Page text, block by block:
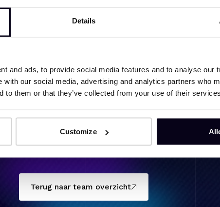
Details
and ads, to provide social media features and to analyse our
with our social media, advertising and analytics partners who
to them or that they’ve collected from your use of their
Customize
bij HFML-FELIX om hun
begrijpen en te beheersen, en zo de basis te leggen
Content
Semiconductors & Nanostructures
Terug naar team overzicht